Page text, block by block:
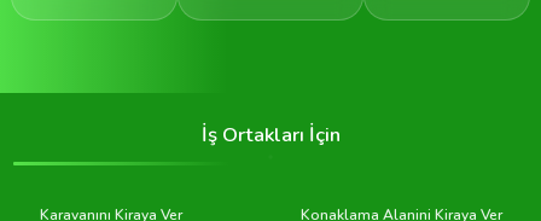
İş Ortakları İçin
Karavanını Kiraya Ver Konaklama Alanini Kiraya Ver